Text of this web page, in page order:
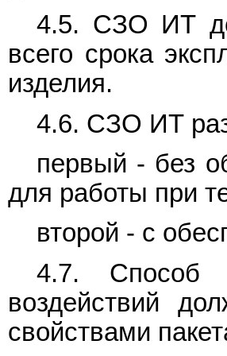
4.5. СЗО ИТ
всего срока
изделия.
4.6. СЗО ИТ
первый - без
для работы при
второй - с
4.7. Способ
воздействий
свойствами